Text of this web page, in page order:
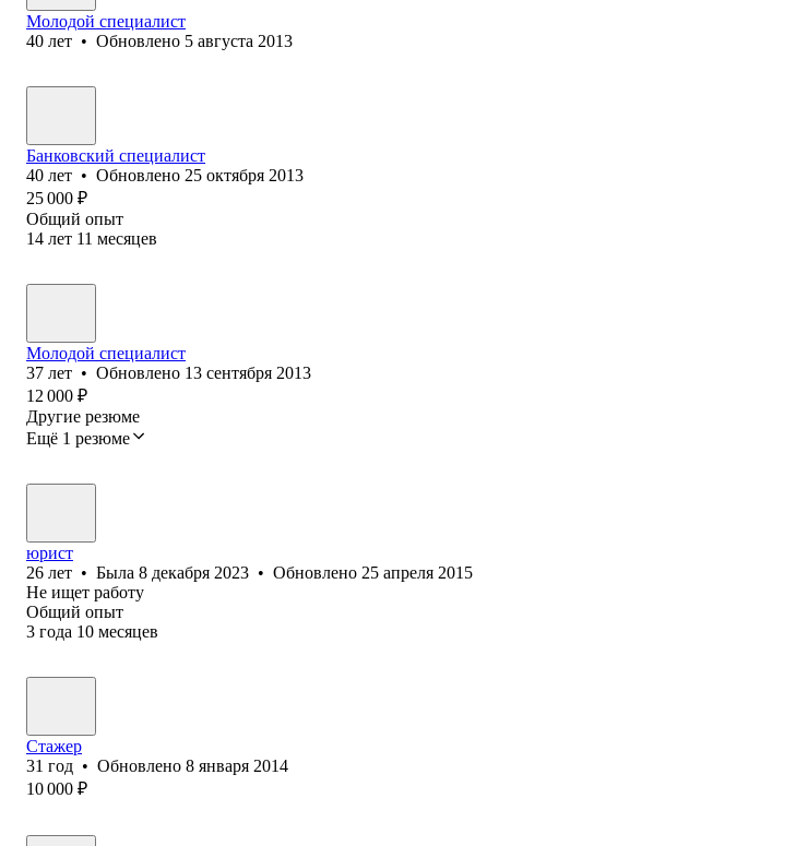
Молодой специалист
40 лет • Обновлено 5 августа 2013
Банковский специалист
40 лет • Обновлено 25 октября 2013
25 000 ₽
Общий опыт
14 лет 11 месяцев
Молодой специалист
37 лет • Обновлено 13 сентября 2013
12 000 ₽
Другие резюме
Ещё 1 резюме
юрист
26 лет • Была 8 декабря 2023 • Обновлено 25 апреля 2015
Не ищет работу
Общий опыт
3 года 10 месяцев
Стажер
31 год • Обновлено 8 января 2014
10 000 ₽